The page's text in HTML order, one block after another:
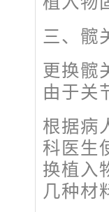
三、髋
更换髋
由于关
根据病
科医生
换植入
几种材